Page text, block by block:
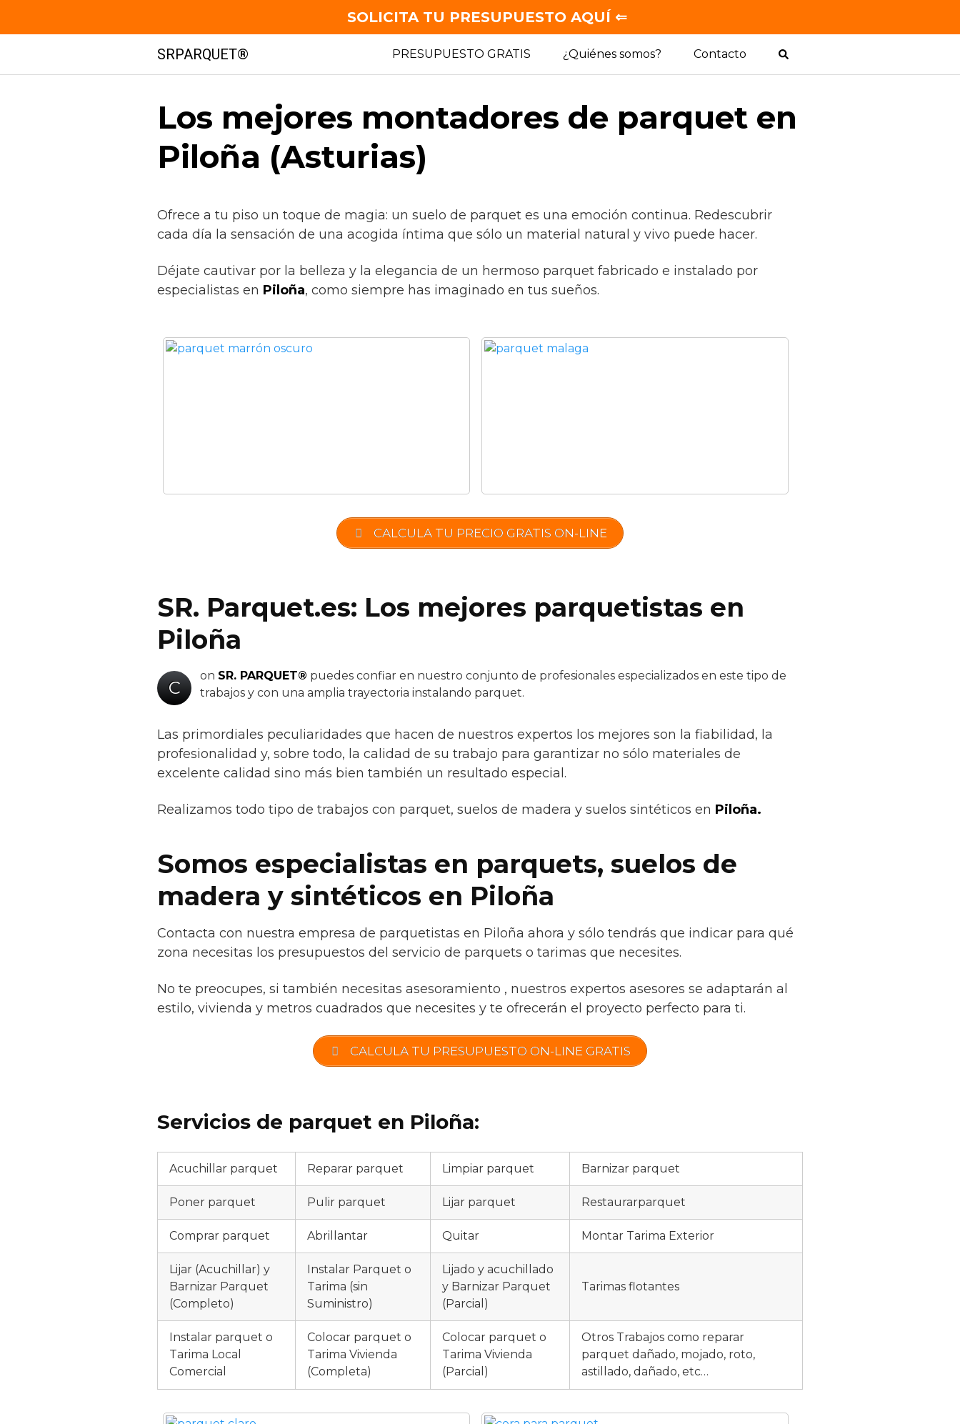
contenido
SRPARQUET® PRESUPUESTO GRATIS ¿Quiénes somos? Contacto
Los mejores montadores de parquet en
Piloña (Asturias)
Ofrece a tu piso un toque de magia: un suelo de parquet es una emoción continua. Redescubrir
cada día la sensación de una acogida íntima que sólo un material natural y vivo puede hacer.
Déjate cautivar por la belleza y la elegancia de un hermoso parquet fabricado e instalado por
especialistas en Piloña, como siempre has imaginado en tus sueños.
CALCULA TU PRECIO GRATIS ON-LINE
SR. Parquet.es: Los mejores parquetistas en
Piloña
C
on SR. PARQUET® puedes confiar en nuestro conjunto de profesionales especializados en este tipo de
trabajos y con una amplia trayectoria instalando parquet.
Las primordiales peculiaridades que hacen de nuestros expertos los mejores son la fiabilidad, la
profesionalidad y, sobre todo, la calidad de su trabajo para garantizar no sólo materiales de
excelente calidad sino más bien también un resultado especial.
Realizamos todo tipo de trabajos con parquet, suelos de madera y suelos sintéticos en Piloña.
Somos especialistas en parquets, suelos de
madera y sintéticos en Piloña
Contacta con nuestra empresa de parquetistas en Piloña ahora y sólo tendrás que indicar para qué
zona necesitas los presupuestos del servicio de parquets o tarimas que necesites.
No te preocupes, si también necesitas asesoramiento , nuestros expertos asesores se adaptarán al
estilo, vivienda y metros cuadrados que necesites y te ofrecerán el proyecto perfecto para ti.
CALCULA TU PRESUPUESTO ON-LINE GRATIS
Servicios de parquet en Piloña:
Acuchillar parquet Reparar parquet Limpiar parquet Barnizar parquet
Poner parquet Pulir parquet Lijar parquet Restaurarparquet
Comprar parquet Abrillantar Quitar Montar Tarima Exterior
Lijar (Acuchillar) y
Barnizar Parquet
(Completo)
Instalar Parquet o
Tarima (sin
Suministro)
Lijado y acuchillado
y Barnizar Parquet
(Parcial)
Tarimas flotantes
Instalar parquet o
Tarima Local
Comercial
Colocar parquet o
Tarima Vivienda
(Completa)
Colocar parquet o
Tarima Vivienda
(Parcial)
Otros Trabajos como reparar
parquet dañado, mojado, roto,
astillado, dañado, etc…
SOLICITA TU PRESUPUESTO AQUÍ ⇐